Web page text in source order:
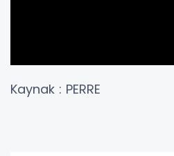
Kaynak : PERRE